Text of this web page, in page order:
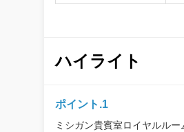
ハイライト
ポイント.1
ミシガン貴賓室ロイヤルル